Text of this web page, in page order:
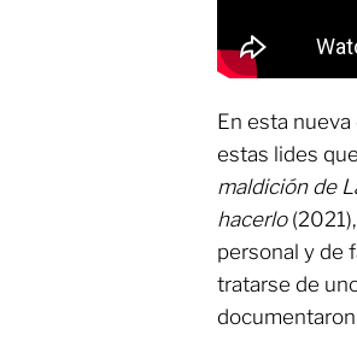
En esta
estas lides
maldición de
hacerlo
personal y de
tratarse de